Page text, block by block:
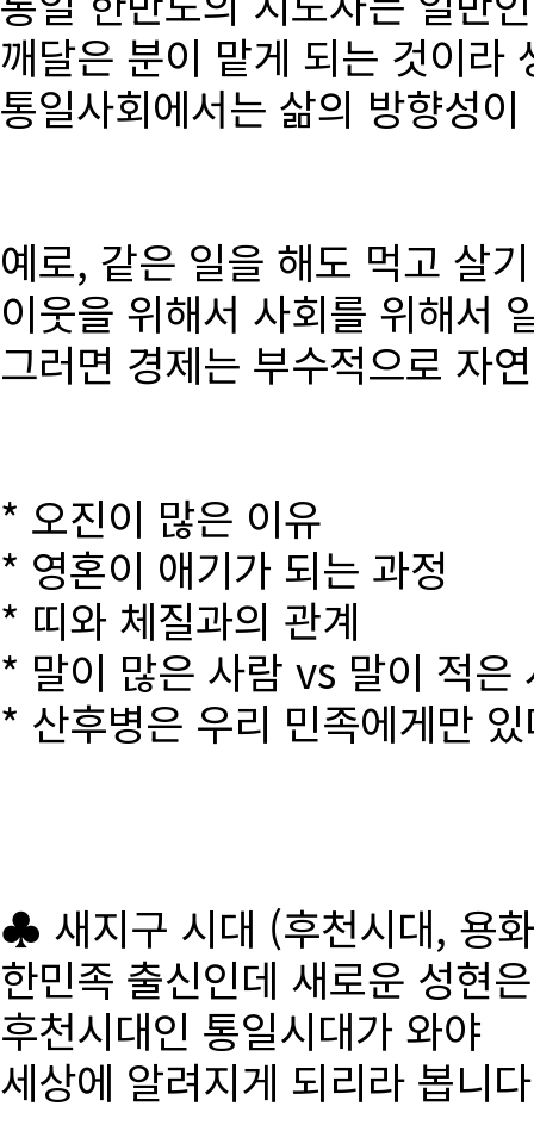
깨달은 분이 맡게 되는 것이라
통일사회에서는 삶의 방향성
예로, 같은 일을 해도 먹고 살
이웃을 위해서 사회를 위해서
그러면 경제는 부수적으로 자
* 오진이 많은 이유
* 영혼이 애기가 되는 과정
* 띠와 체질과의 관계
* 말이 많은 사람 vs 말이 적은
* 산후병은 우리 민족에게만
♣ 새지구 시대 (후천시대, 용
한민족 출신인데 새로운 성현
후천시대인 통일시대가 와야
세상에 알려지게 되리라 봅니